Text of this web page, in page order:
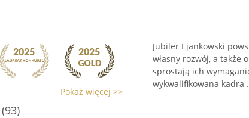
Pokaż więcej >>
(93)
Jubiler Ejankowski
własny rozwój, a także
sprostają ich
wykwalifikowana kadra